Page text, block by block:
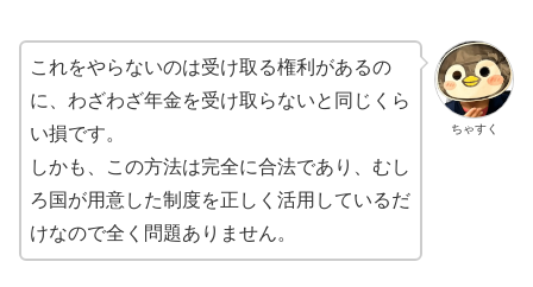
ちゃすく
これをやらないのは受け取る権利があるの
に、わざわざ年金を受け取らないと同じくら
い損です。
しかも、この方法は完全に合法であり、むし
ろ国が用意した制度を正しく活用しているだ
けなので全く問題ありません。